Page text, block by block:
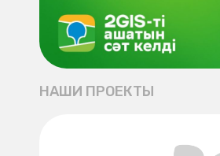
НАШИ ПРОЕКТЫ